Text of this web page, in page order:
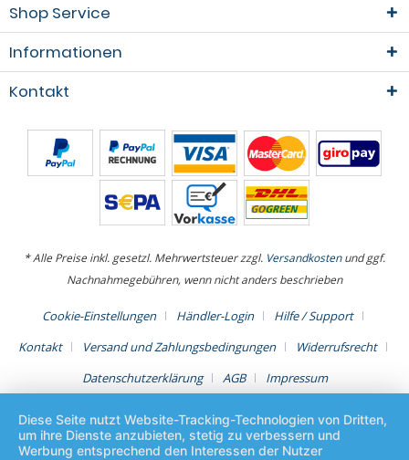
Shop Service
Informationen
Kontakt
* Alle Preise inkl. gesetzl. Mehrwertsteuer zzgl. Versandkostenund ggf.
Nachnahmegebühren, wenn nicht anders beschrieben
Cookie-Einstellungen Händler-Login
Hilfe / Support
Kontakt
Versand und Zahlungsbedingungen
Widerrufsrecht
Datenschutzerklärung
AGB Impressum
Diese Seite nutzt Website-Tracking-Technologien von Dritten,
um ihre Dienste anzubieten, stetig zu verbessern und
Werbung entsprechend den Interessen der Nutzer